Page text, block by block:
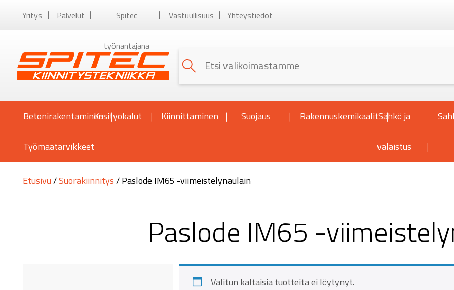
Yritys Palvelut Spitec
työnantajana
Vastuullisuus Yhteystiedot
BetonirakentaminenKäsityökalut Kiinnittäminen Suojaus RakennuskemikaalitSähkö ja
valaistus
Työmaatarvikkeet
Etusivu/Suorakiinnitys/ Paslode IM65 -viimeistelynaulain
Paslode IM65 -
Valitun kaltaisia tuotteita ei löytynyt.